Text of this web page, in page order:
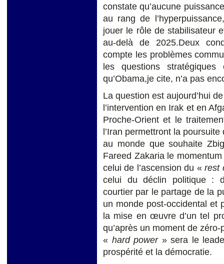
constate qu’aucune
au rang de
jouer le rôle de stabilisateur
au-delà de 2025.Deux
compte les problèmes
les questions
qu’Obama,je cite, n’a pas
La question est aujourd’hui
l’intervention en Irak et en
Proche-Orient et le
l’Iran permettront la
au monde que souhaite
Fareed Zakaria le
celui de l’ascension du «rest
celui du déclin politique :
courtier par le partage de la
un monde post-occidental et
la mise en œuvre d’un tel
qu’après un moment de
« hard power » sera le
prospérité et la démocratie.